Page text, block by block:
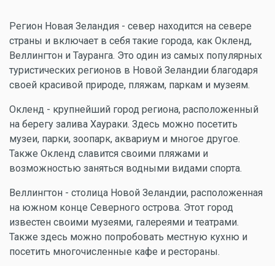
Регион Новая Зеландия - север находится на севере
страны и включает в себя такие города, как Окленд,
Веллингтон и Тауранга. Это один из самых популярных
туристических регионов в Новой Зеландии благодаря
своей красивой природе, пляжам, паркам и музеям.
Окленд - крупнейший город региона, расположенный
на берегу залива Хаураки. Здесь можно посетить
музеи, парки, зоопарк, аквариум и многое другое.
Также Окленд славится своими пляжами и
возможностью заняться водными видами спорта.
Веллингтон - столица Новой Зеландии, расположенная
на южном конце Северного острова. Этот город
известен своими музеями, галереями и театрами.
Также здесь можно попробовать местную кухню и
посетить многочисленные кафе и рестораны.